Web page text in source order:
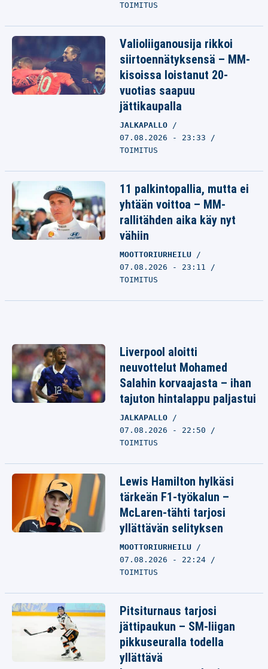
TOIMITUS
Valioliiganousija rikkoi
siirtoennätyksensä – MM-
kisoissa loistanut 20-
vuotias saapuu
jättikaupalla
JALKAPALLO
07.08.2026 - 23:33
TOIMITUS
11 palkintopallia, mutta ei
yhtään voittoa – MM-
rallitähden aika käy nyt
vähiin
MOOTTORIURHEILU
07.08.2026 - 23:11
TOIMITUS
Liverpool aloitti
neuvottelut Mohamed
Salahin korvaajasta – ihan
tajuton hintalappu paljastui
JALKAPALLO
07.08.2026 - 22:50
TOIMITUS
Lewis Hamilton hylkäsi
tärkeän F1-työkalun –
McLaren-tähti tarjosi
yllättävän selityksen
MOOTTORIURHEILU
07.08.2026 - 22:24
TOIMITUS
Pitsiturnaus tarjosi
jättipaukun – SM-liigan
pikkuseuralla todella
yllättävä